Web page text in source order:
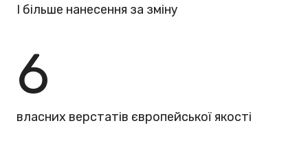
І більше нанесення за зміну
6
власних верстатів європейської якості